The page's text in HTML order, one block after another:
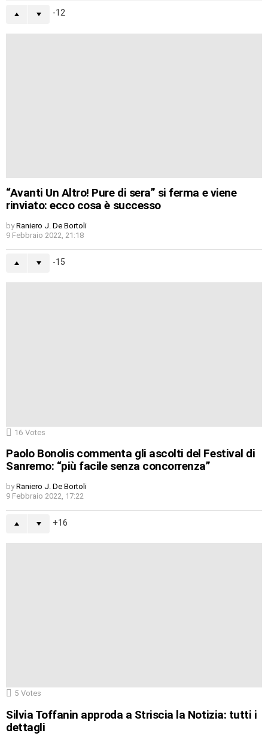
-12
“Avanti Un Altro! Pure di sera” si ferma e viene
rinviato: ecco cosa è successo
by Raniero J. De Bortoli
9 Febbraio 2022, 21:18
-15
16 Votes
Paolo Bonolis commenta gli ascolti del Festival di
Sanremo: “più facile senza concorrenza”
by Raniero J. De Bortoli
9 Febbraio 2022, 17:22
16
5 Votes
Silvia Toffanin approda a Striscia la Notizia: tutti i
dettagli